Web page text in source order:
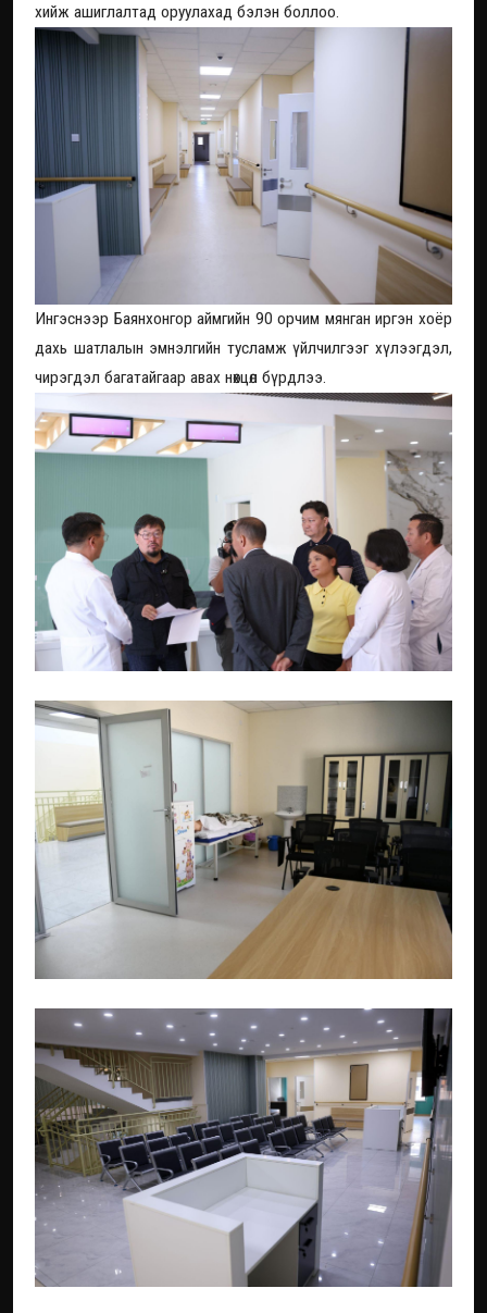
хийж ашиглалтад оруулахад бэлэн боллоо.
Ингэснээр Баянхонгор аймгийн 90 орчим мянган иргэн хоёр
дахь шатлалын эмнэлгийн тусламж үйлчилгээг хүлээгдэл,
чирэгдэл багатайгаар авах нөхцөл бүрдлээ.